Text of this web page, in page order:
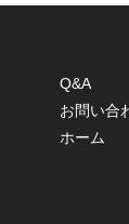
Q&A
お問い合
ホーム